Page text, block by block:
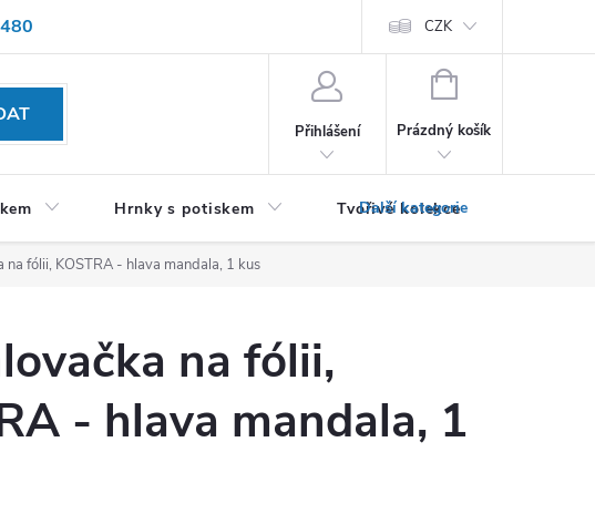
PODMÍNKY PRO PODNIKATELE (B2B) Podmínky ochrany osobních údajů
CZK
Přihlášení
NÁKUPNÍ
Prázdný košík
Hrnky s potiskem Tvořivé kolekce
na fólii, KOSTRA - hlava mandala, 1 kus
na fólii,
- hlava mandala, 1